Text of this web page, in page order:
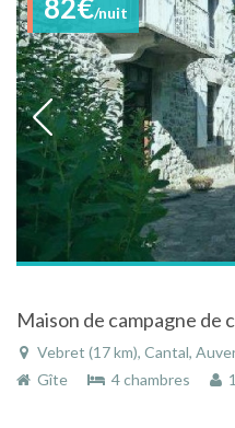
82€/nuit
Vebret (17 km), Cantal,
Gîte
4 chambres